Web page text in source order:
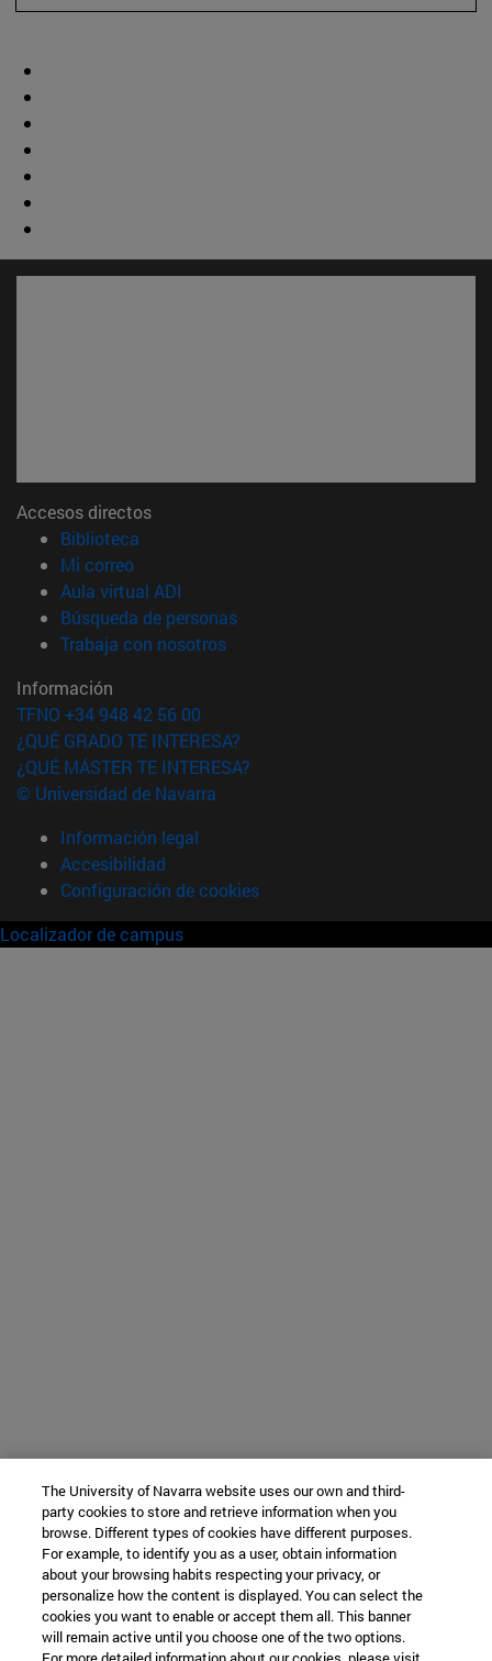
Accesos directos
Biblioteca
Mi correo(abre en nueva ventana)
Aula virtual ADI
Búsqueda de personas(abre en nueva ventana)
Trabaja con nosotros(abre en nueva ventana)
Información
TFNO +34 948 42 56 00
¿QUÉ GRADO TE INTERESA?
¿QUÉ MÁSTER TE INTERESA?
© Universidad de Navarra
Información legal
Accesibilidad
Configuración de cookies
Localizador de campus
The University of Navarra website uses our own and third-
party cookies to store and retrieve information when you
browse. Different types of cookies have different purposes.
For example, to identify you as a user, obtain information
about your browsing habits respecting your privacy, or
personalize how the content is displayed. You can select the
cookies you want to enable or accept them all. This banner
will remain active until you choose one of the two options.